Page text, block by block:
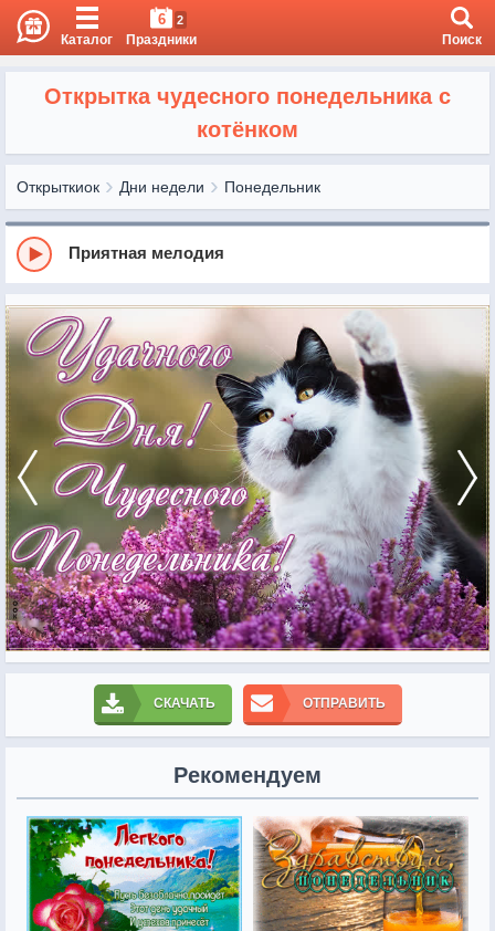
Каталог
6 2
Праздники Поиск
Открытка чудесного понедельника с
котёнком
Открыткиок Дни недели Понедельник
Приятная мелодия
СКАЧАТЬ ОТПРАВИТЬ
Рекомендуем